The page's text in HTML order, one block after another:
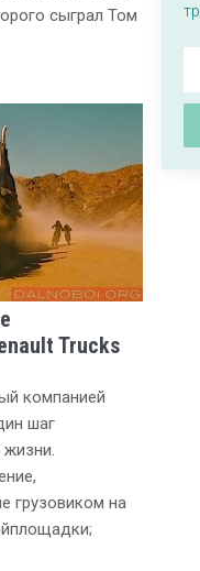
сыграл Том
Trucks
компанией
шаг
жизни.
грузовиком на